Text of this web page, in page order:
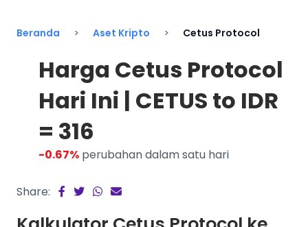
Beranda Aset Kripto Cetus Protocol
Harga Cetus Protocol
Hari Ini | CETUS to IDR
= 316
-0.67%perubahan dalam satu hari
Share: